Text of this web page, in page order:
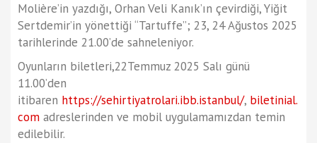
Molière’in yazdığı, Orhan Veli Kanık’ın çevirdiği, Yiğit
Sertdemir’in yönettiği “Tartuffe”; 23, 24 Ağustos 2025
tarihlerinde 21.00’de sahneleniyor.
Oyunların biletleri,22Temmuz 2025 Salı günü
11.00’den
itibaren https://sehirtiyatrolari.ibb.istanbul/, biletinial.
com adreslerinden ve mobil uygulamamızdan temin
edilebilir.